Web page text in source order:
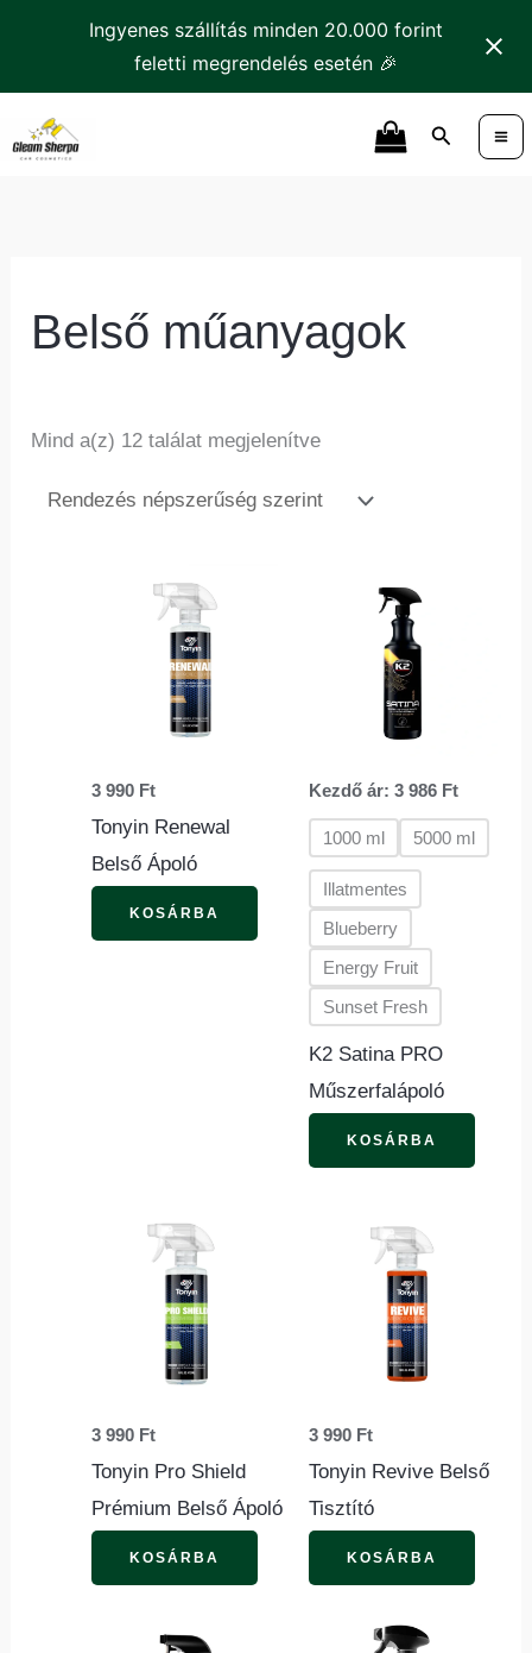
Ingyenes szállítás minden 20.000 forint
feletti megrendelés esetén 🎉
content
Search
Belső műanyagok
Mind a(z) 12 találat megjelenítve
3 990 Ft
Tonyin Renewal
Belső Ápoló
KOSÁRBA
Kezdő ár: 3 986 Ft
1000 ml 5000 ml
Illatmentes
Blueberry
Energy Fruit
Sunset Fresh
K2 Satina PRO
Műszerfalápoló
KOSÁRBA
3 990 Ft
Tonyin Pro Shield
Prémium Belső Ápoló
KOSÁRBA
3 990 Ft
Tonyin Revive Belső
Tisztító
KOSÁRBA